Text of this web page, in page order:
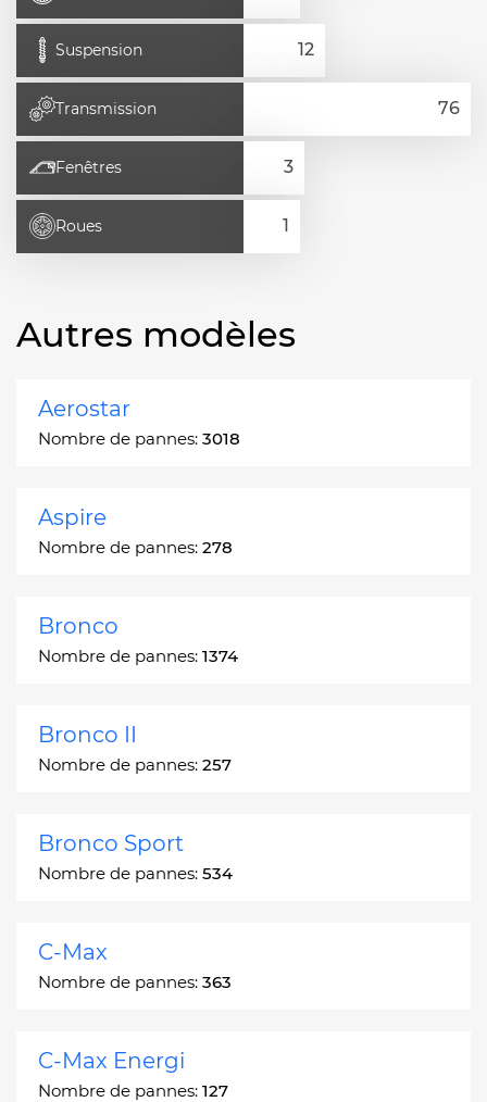
Suspension
Transmission
Fenêtres
Roues
Autres modèles
Aerostar
Nombre de pannes: 3018
Aspire
Nombre de pannes: 278
Bronco
Nombre de pannes: 1374
Bronco II
Nombre de pannes: 257
Bronco Sport
Nombre de pannes: 534
C-Max
Nombre de pannes: 363
C-Max Energi
Nombre de pannes: 127